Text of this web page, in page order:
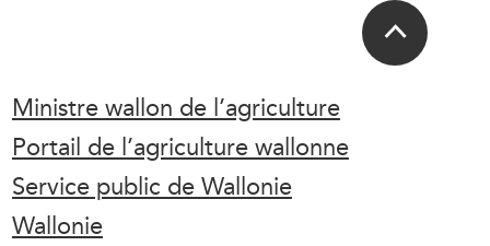
Ministre wallon de l’agriculture
Portail de l’agriculture wallonne
Service public de Wallonie
Wallonie